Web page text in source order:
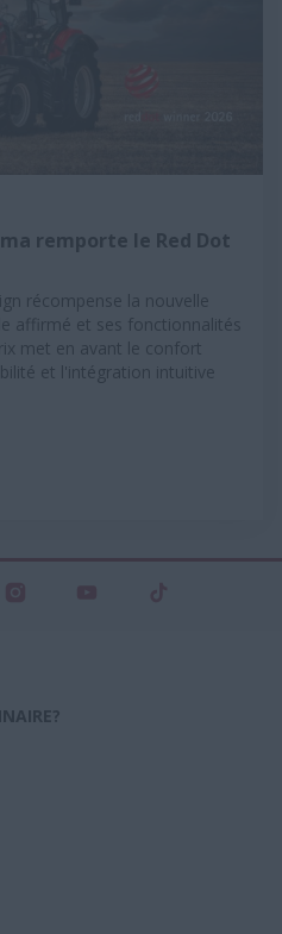
remporte le Red Dot
récompense la nouvelle
affirmé et ses fonctionnalités
met en avant le confort
et l'intégration intuitive